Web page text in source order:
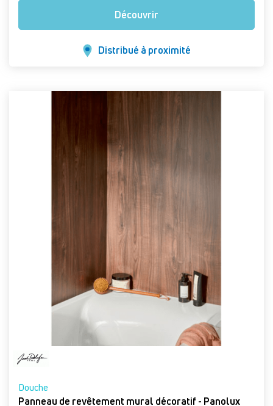
Découvrir
Distribué à proximité
Douche
Panneau de revêtement mural décoratif - Panolux